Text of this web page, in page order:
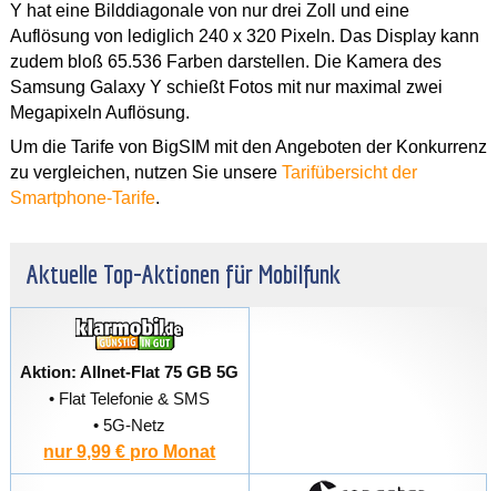
Y hat eine Bilddiagonale von nur drei Zoll und eine
Auflösung von lediglich 240 x 320 Pixeln. Das Display kann
zudem bloß 65.536 Farben darstellen. Die Kamera des
Samsung Galaxy Y schießt Fotos mit nur maximal zwei
Megapixeln Auflösung.
Um die Tarife von BigSIM mit den Angeboten der Konkurrenz
zu vergleichen, nutzen Sie unsere Tarifübersicht der
Smartphone-Tarife.
Aktuelle Top-Aktionen für Mobilfunk
Aktion: Allnet-Flat 75 GB 5G
• Flat Telefonie & SMS
• 5G-Netz
nur 9,99 € pro Monat